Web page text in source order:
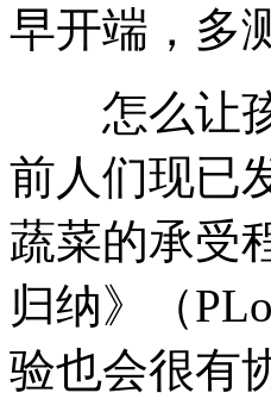
早开端，多
怎么让孩
前人们现已
蔬菜的承受
归纳》（
验也会很有